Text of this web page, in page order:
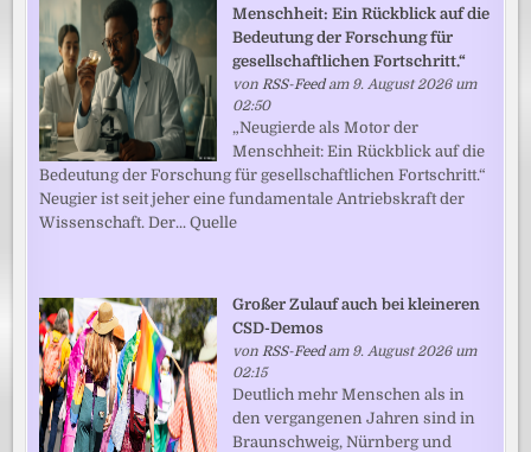
Menschheit: Ein Rückblick auf die
Bedeutung der Forschung für
gesellschaftlichen Fortschritt.“
vonRSS-Feedam 9. August 2026 um
02:50
„Neugierde als Motor der
Menschheit: Ein Rückblick auf die
Bedeutung der Forschung für gesellschaftlichen Fortschritt.“
Neugier ist seit jeher eine fundamentale Antriebskraft der
Wissenschaft. Der... Quelle
Großer Zulauf auch bei kleineren
CSD-Demos
vonRSS-Feedam 9. August 2026 um
02:15
Deutlich mehr Menschen als in
den vergangenen Jahren sind in
Braunschweig, Nürnberg und